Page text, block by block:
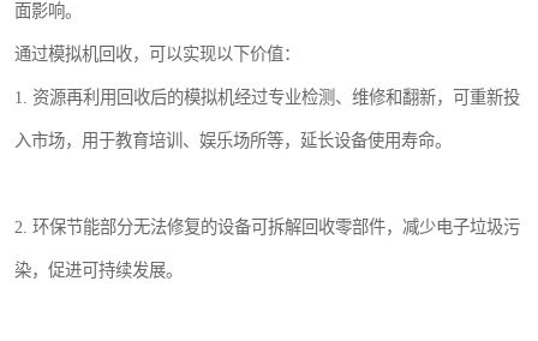
面影响。
通过模拟机回收，可以实现以下价值：
1. 资源再利用回收后的模拟机经过专业检测、维修和翻新，可重新投
入市场，用于教育培训、娱乐场所等，延长设备使用寿命。
2. 环保节能部分无法修复的设备可拆解回收零部件，减少电子垃圾污
染，促进可持续发展。